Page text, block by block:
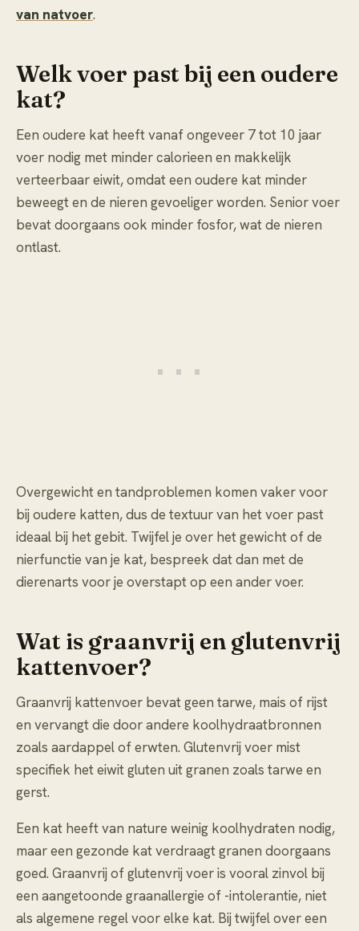
van natvoer.
Welk voer past bij een oudere
kat?
Een oudere kat heeft vanaf ongeveer 7 tot 10 jaar
voer nodig met minder calorieen en makkelijk
verteerbaar eiwit, omdat een oudere kat minder
beweegt en de nieren gevoeliger worden. Senior voer
bevat doorgaans ook minder fosfor, wat de nieren
ontlast.
Overgewicht en tandproblemen komen vaker voor
bij oudere katten, dus de textuur van het voer past
ideaal bij het gebit. Twijfel je over het gewicht of de
nierfunctie van je kat, bespreek dat dan met de
dierenarts voor je overstapt op een ander voer.
Wat is graanvrij en glutenvrij
kattenvoer?
Graanvrij kattenvoer bevat geen tarwe, mais of rijst
en vervangt die door andere koolhydraatbronnen
zoals aardappel of erwten. Glutenvrij voer mist
specifiek het eiwit gluten uit granen zoals tarwe en
gerst.
Een kat heeft van nature weinig koolhydraten nodig,
maar een gezonde kat verdraagt granen doorgaans
goed. Graanvrij of glutenvrij voer is vooral zinvol bij
een aangetoonde graanallergie of -intolerantie, niet
als algemene regel voor elke kat. Bij twijfel over een